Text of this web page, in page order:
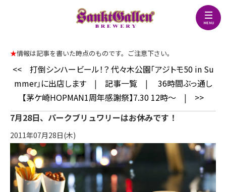
★情報は記事を書いた時点のものです。ご注意下さい。
<<
打倒シンハービール！？ 代々木公園「アジトモ50 in Su
mmer」に出店します| 記事一覧|
36時間ぶっ通し
【茅ケ崎HOPMAN1周年感謝祭】7.30 12時～ | >>
7月28日、パークブリュワリーはお休みです！
2011年07月28日(木)